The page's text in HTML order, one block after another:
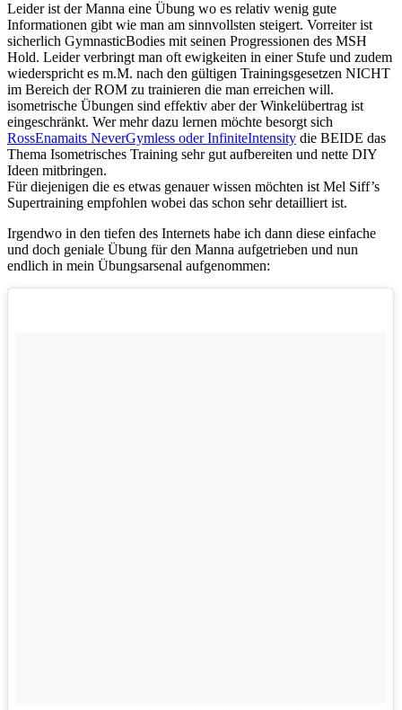
Leider ist der Manna eine Übung wo es relativ wenig gute
Informationen gibt wie man am sinnvollsten steigert. Vorreiter ist
sicherlich GymnasticBodies mit seinen Progressionen des MSH
Hold. Leider verbringt man oft ewigkeiten in einer Stufe und zudem
wiederspricht es m.M. nach den gültigen Trainingsgesetzen NICHT
im Bereich der ROM zu trainieren die man erreichen will.
isometrische Übungen sind effektiv aber der Winkelübertrag ist
eingeschränkt. Wer mehr dazu lernen möchte besorgt sich
RossEnamaits NeverGymless oder InfiniteIntensity die BEIDE das
Thema Isometrisches Training sehr gut aufbereiten und nette DIY
Ideen mitbringen.
Für diejenigen die es etwas genauer wissen möchten ist Mel Siff’s
Supertraining empfohlen wobei das schon sehr detailliert ist.
Irgendwo in den tiefen des Internets habe ich dann diese einfache
und doch geniale Übung für den Manna aufgetrieben und nun
endlich in mein Übungsarsenal aufgenommen: